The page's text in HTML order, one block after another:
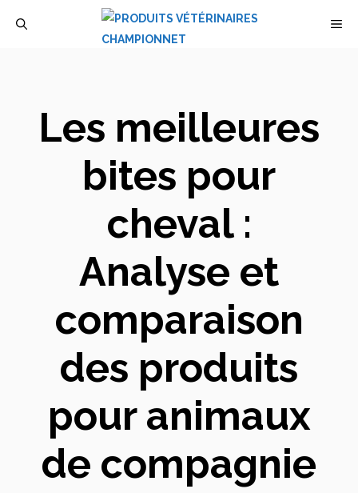
Les meilleures
bites pour
cheval :
Analyse et
comparaison
des produits
pour animaux
de compagnie